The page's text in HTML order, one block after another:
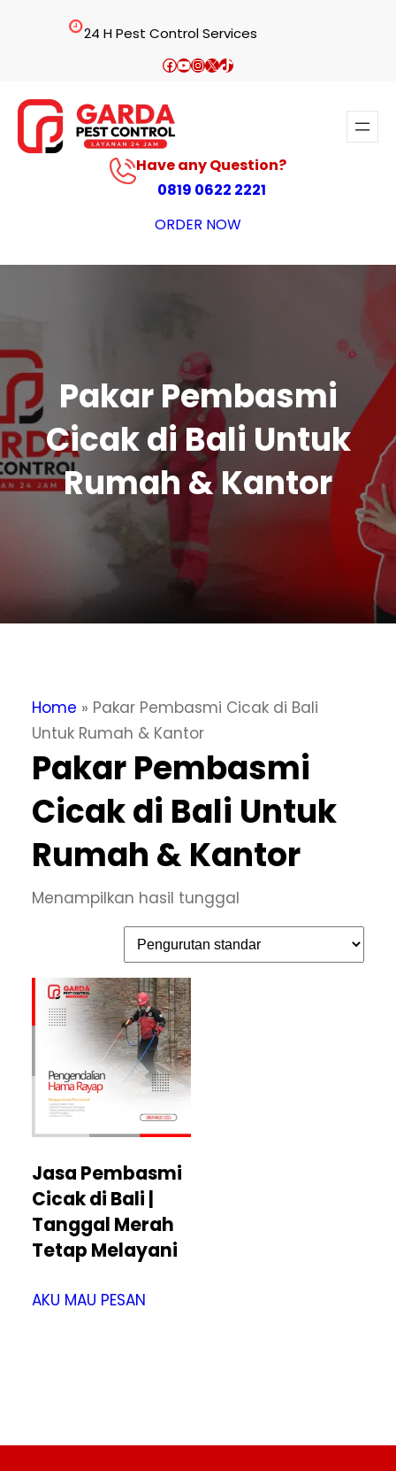
24 H Pest Control Services
Facebook
YouTube
Instagram
X TikTok
Have any Question?
0819 0622 2221
ORDER NOW
Pakar Pembasmi
Cicak di Bali Untuk
Rumah & Kantor
Home » Pakar Pembasmi Cicak di Bali
Untuk Rumah & Kantor
Pakar Pembasmi
Cicak di Bali Untuk
Rumah & Kantor
Menampilkan hasil tunggal
Jasa Pembasmi
Cicak di Bali |
Tanggal Merah
Tetap Melayani
AKU MAU PESAN